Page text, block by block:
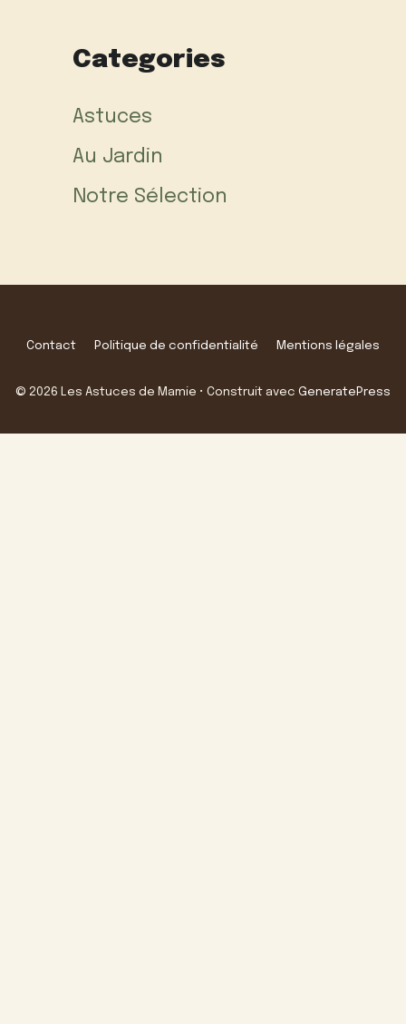
Categories
Astuces
Au Jardin
Notre Sélection
Contact Politique de confidentialité Mentions légales
© 2026 Les Astuces de Mamie • Construit avec GeneratePress